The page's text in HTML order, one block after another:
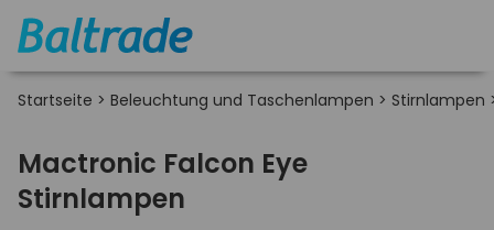
Startseite > Beleuchtung und Taschenlampen > Stirnlampen
Mactronic Falcon Eye
Stirnlampen